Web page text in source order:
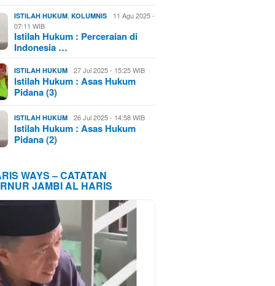
ISTILAH HUKUM ,KOLUMNIS
11 Agu 2025 -
07:11 WIB
Istilah Hukum : Perceraian di
Indonesia …
ISTILAH HUKUM 27 Jul 2025 - 15:25 WIB
Istilah Hukum : Asas Hukum
Pidana (3)
ISTILAH HUKUM 26 Jul 2025 - 14:58 WIB
Istilah Hukum : Asas Hukum
Pidana (2)
WAYS – CATATAN
JAMBI AL HARIS